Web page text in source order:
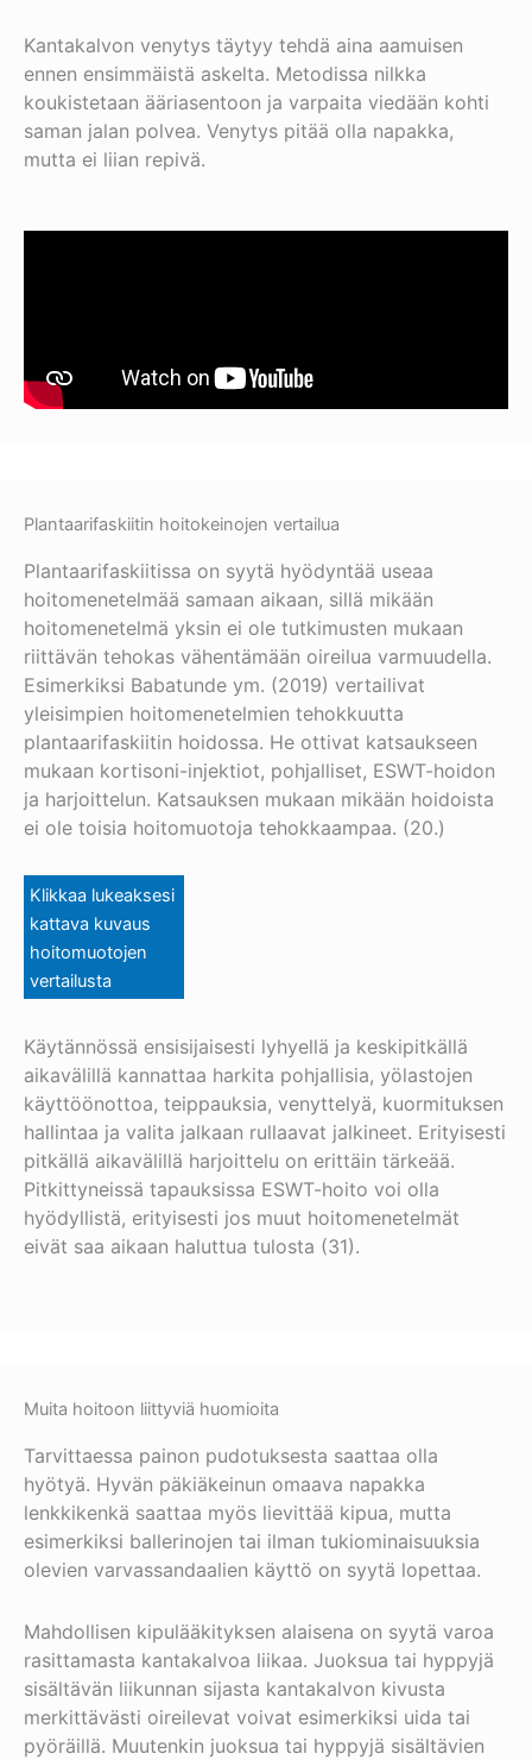
Kantakalvon venytys täytyy tehdä aina aamuisen
ennen ensimmäistä askelta. Metodissa nilkka
koukistetaan ääriasentoon ja varpaita viedään kohti
saman jalan polvea. Venytys pitää olla napakka,
mutta ei liian repivä.
Plantaarifaskiitin hoitokeinojen vertailua
Plantaarifaskiitissa on syytä hyödyntää useaa
hoitomenetelmää samaan aikaan, sillä mikään
hoitomenetelmä yksin ei ole tutkimusten mukaan
riittävän tehokas vähentämään oireilua varmuudella.
Esimerkiksi Babatunde ym. (2019) vertailivat
yleisimpien hoitomenetelmien tehokkuutta
plantaarifaskiitin hoidossa. He ottivat katsaukseen
mukaan kortisoni-injektiot, pohjalliset, ESWT-hoidon
ja harjoittelun. Katsauksen mukaan mikään hoidoista
ei ole toisia hoitomuotoja tehokkaampaa. (20.)
Klikkaa lukeaksesi
kattava kuvaus
hoitomuotojen
vertailusta
Käytännössä ensisijaisesti lyhyellä ja keskipitkällä
aikavälillä kannattaa harkita pohjallisia, yölastojen
käyttöönottoa, teippauksia, venyttelyä, kuormituksen
hallintaa ja valita jalkaan rullaavat jalkineet. Erityisesti
pitkällä aikavälillä harjoittelu on erittäin tärkeää.
Pitkittyneissä tapauksissa ESWT-hoito voi olla
hyödyllistä, erityisesti jos muut hoitomenetelmät
eivät saa aikaan haluttua tulosta (31).
Muita hoitoon liittyviä huomioita
Tarvittaessa painon pudotuksesta saattaa olla
hyötyä. Hyvän päkiäkeinun omaava napakka
lenkkikenkä saattaa myös lievittää kipua, mutta
esimerkiksi ballerinojen tai ilman tukiominaisuuksia
olevien varvassandaalien käyttö on syytä lopettaa.
Mahdollisen kipulääkityksen alaisena on syytä varoa
rasittamasta kantakalvoa liikaa. Juoksua tai hyppyjä
sisältävän liikunnan sijasta kantakalvon kivusta
merkittävästi oireilevat voivat esimerkiksi uida tai
pyöräillä. Muutenkin juoksua tai hyppyjä sisältävien